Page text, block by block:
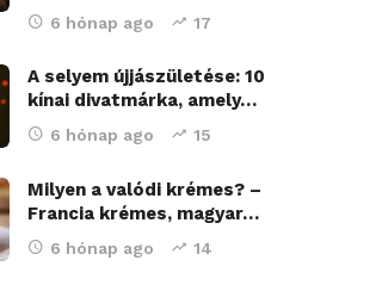
6 hónap ago 17
A selyem újjászületése: 10
kínai divatmárka, amely…
6 hónap ago 15
Milyen a valódi krémes? –
Francia krémes, magyar…
6 hónap ago 14